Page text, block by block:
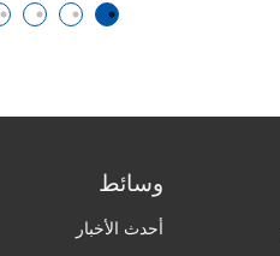
وسائط
أحدث الأخبار